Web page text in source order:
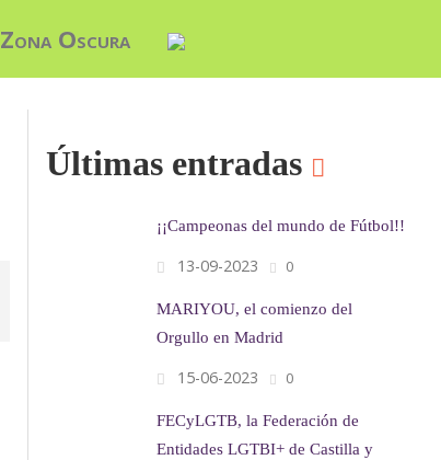
Zona Oscura
Últimas entradas
¡¡Campeonas del mundo de Fútbol!!
13-09-2023 0
MARIYOU, el comienzo del
Orgullo en Madrid
15-06-2023 0
FECyLGTB, la Federación de
Entidades LGTBI+ de Castilla y